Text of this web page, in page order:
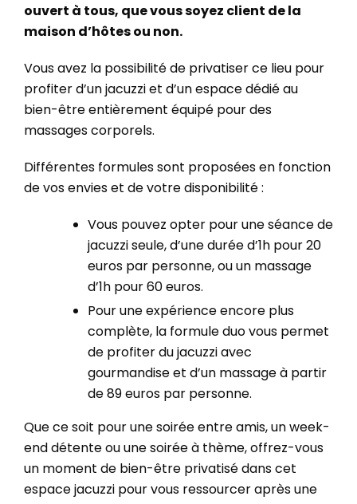
ouvert à tous, que vous soyez client de la
maison d’hôtes ou non.
Vous avez la possibilité de privatiser ce lieu pour
profiter d’un jacuzzi et d’un espace dédié au
bien-être entièrement équipé pour des
massages corporels.
Différentes formules sont proposées en fonction
de vos envies et de votre disponibilité :
Vous pouvez opter pour une séance de
jacuzzi seule, d’une durée d’1h pour 20
euros par personne, ou un massage
d’1h pour 60 euros.
Pour une expérience encore plus
complète, la formule duo vous permet
de profiter du jacuzzi avec
gourmandise et d’un massage à partir
de 89 euros par personne.
Que ce soit pour une soirée entre amis, un week-
end détente ou une soirée à thème, offrez-vous
un moment de bien-être privatisé dans cet
espace jacuzzi pour vous ressourcer après une